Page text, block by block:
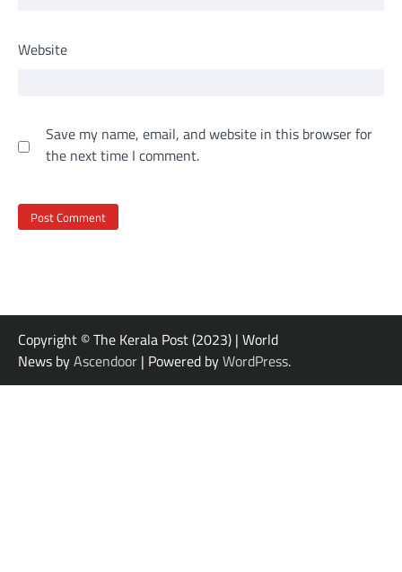
Website
Save my name, email, and website in this browser for
the next time I comment.
Copyright © The Kerala Post (2023) | World
News byAscendoor | Powered byWordPress.